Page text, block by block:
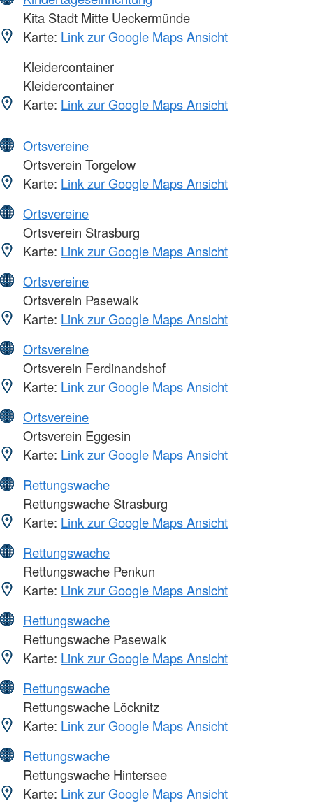
Kita Stadt Mitte Ueckermünde
Karte: Link zur Google Maps Ansicht
Kleidercontainer
Kleidercontainer
Karte: Link zur Google Maps Ansicht
Ortsvereine
Ortsverein Torgelow
Karte: Link zur Google Maps Ansicht
Ortsvereine
Ortsverein Strasburg
Karte: Link zur Google Maps Ansicht
Ortsvereine
Ortsverein Pasewalk
Karte: Link zur Google Maps Ansicht
Ortsvereine
Ortsverein Ferdinandshof
Karte: Link zur Google Maps Ansicht
Ortsvereine
Ortsverein Eggesin
Karte: Link zur Google Maps Ansicht
Rettungswache
Rettungswache Strasburg
Karte: Link zur Google Maps Ansicht
Rettungswache
Rettungswache Penkun
Karte: Link zur Google Maps Ansicht
Rettungswache
Rettungswache Pasewalk
Karte: Link zur Google Maps Ansicht
Rettungswache
Rettungswache Löcknitz
Karte: Link zur Google Maps Ansicht
Rettungswache
Rettungswache Hintersee
Karte: Link zur Google Maps Ansicht